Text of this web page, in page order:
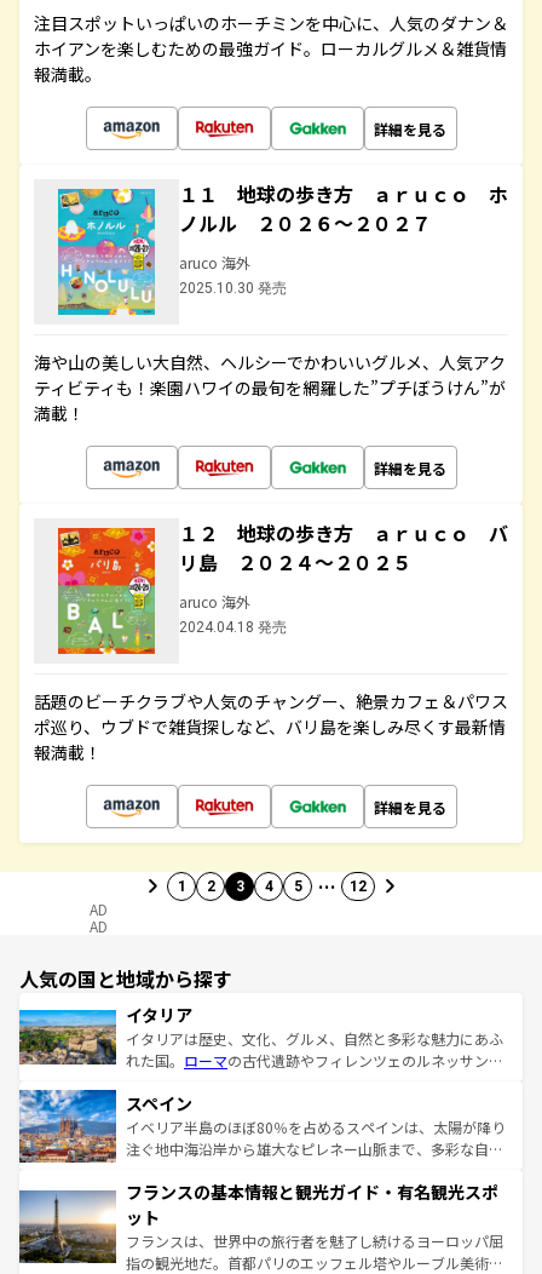
注目スポットいっぱいのホーチミンを中心に、人気のダナン＆
ホイアンを楽しむための最強ガイド。ローカルグルメ＆雑貨情
報満載。
詳細を見る
１１ 地球の歩き方 ａｒｕｃｏ ホ
ノルル ２０２６～２０２７
aruco 海外
2025.10.30 発売
海や山の美しい大自然、ヘルシーでかわいいグルメ、人気アク
ティビティも！楽園ハワイの最旬を網羅した”プチぼうけん”が
満載！
詳細を見る
１２ 地球の歩き方 ａｒｕｃｏ バ
リ島 ２０２４～２０２５
aruco 海外
2024.04.18 発売
話題のビーチクラブや人気のチャングー、絶景カフェ＆パワス
ポ巡り、ウブドで雑貨探しなど、バリ島を楽しみ尽くす最新情
報満載！
詳細を見る
1 2 3 4 5 … 12
AD
AD
人気の国と地域から探す
イタリア
イタリアは歴史、文化、グルメ、自然と多彩な魅力にあふ
れた国。 ローマの古代遺跡やフィレンツェのルネッサンス
ろん、トスカーナの美しい田園風景やアマルフィ海岸の絶
景など、自然景観も見逃せない。観光の合間には、本場の
ピザやパスタなど、絶品のイタリア料理を堪能することも
ませてくれるイタリアで、忘れられない旅をしてみよう！
なお、新着のイタリア情報は
しい。
スペイン
イベリア半島のほぼ80％を占めるスペインは、太陽が降り
注ぐ地中海沿岸から雄大なピレネー山脈まで、多彩な自然
文化が根付くこの国では、情熱的なフラメンコ、熱気あふ
れる闘牛、そして美味しいタパスが生活の一部となってい
る。首都マドリードの洗練された雰囲気や、バルセロナの
アートに溢れた街角から、地方では古代ローマ遺跡や中世
フランスの基本情報と観光ガイド・有名観光スポ
ット
フランスは、世界中の旅行者を魅了し続けるヨーロッパ屈
指の観光地だ。首都パリのエッフェル塔やルーブル美術館